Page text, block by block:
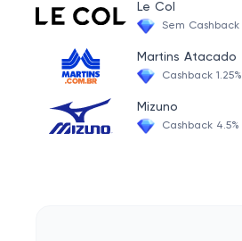
Testosterona
Pack´s
Pré Hormonal
Barras de Proteína
Le Col
Sem Cashback
Martins Atacado
Cashback 1.25%
Mizuno
Cashback 4.5%